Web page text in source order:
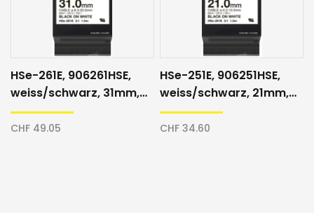
HSe-261E, 906261HSE,
weiss/schwarz, 31mm,
Schrumpfschlauch
CHF 49.05
HSe-251E, 906251HSE,
weiss/schwarz, 21mm,
Schrumpfschlauch
CHF 34.60